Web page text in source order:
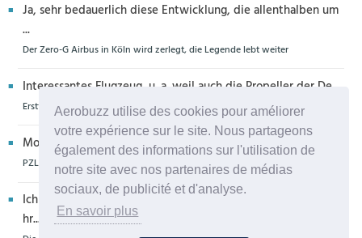
Aerobuzz utilise des cookies pour améliorer
votre expérience sur le site. Nous partageons
également des informations sur l'utilisation de
notre site avec nos partenaires de médias
sociaux, de publicité et d'analyse.
En savoir plus
Ja, sehr bedauerlich diese Entwicklung, die allenthalben um
...
Der Zero-G Airbus in Köln wird zerlegt, die Legende lebt weiter
Interessantes Flugzeug, u. a. weil auch die Propeller der De...
Erstflug der Piper Seminole DX mit DeltaHawk-Motoren
Moin aus Schiffdorf, danke für die Nachricht. Ich meine,da...
PZL Mielec fertigt die ersten S-70 Firehawk
Ich glaube eher,dass dieser Hubschrauber für die Bundeswe
hr...